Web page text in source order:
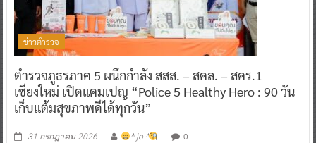
ข่าวตำรวจ
ตำรวจภูธรภาค 5 ผนึกกำลัง สสส. – สคล. – สคร.1
เชียงใหม่ เปิดแคมเปญ “Police 5 Healthy Hero : 90 วัน
เก็บแต้มสุขภาพดีได้ทุกวัน”
31 กรกฎาคม 2026 ^ jo ^ 0